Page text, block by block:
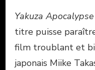
Yakuza Apocalypse
titre puisse
film troublant et
japonais Miike